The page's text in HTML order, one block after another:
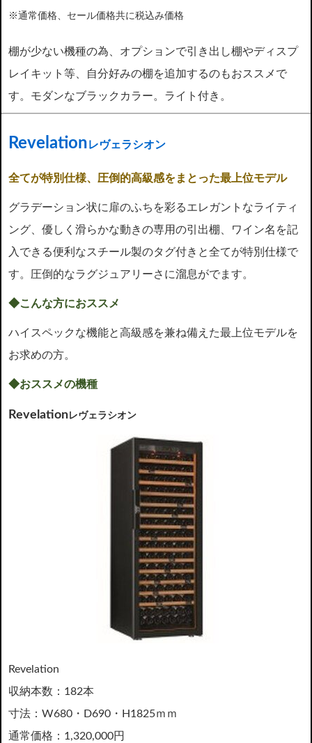
※通常価格、セール価格共に税込み価格
棚が少ない機種の為、オプションで引き出し棚やディスプ
レイキット等、自分好みの棚を追加するのもおススメで
す。モダンなブラックカラー。ライト付き。
Revelationレヴェラシオン
全てが特別仕様、圧倒的高級感をまとった最上位モデル
グラデーション状に扉のふちを彩るエレガントなライティ
ング、優しく滑らかな動きの専用の引出棚、ワイン名を記
入できる便利なスチール製のタグ付きと全てが特別仕様で
す。圧倒的なラグジュアリーさに溜息がでます。
◆こんな方におススメ
ハイスペックな機能と高級感を兼ね備えた最上位モデルを
お求めの方。
◆おススメの機種
Revelationレヴェラシオン
Revelation
収納本数：182本
寸法：W680・D690・H1825ｍｍ
通常価格：1,320,000円